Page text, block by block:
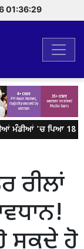
01:36:29
ਮੰਡੀਆਂ 'ਚ ਪਿਆ 18
ਰੀਲਾਂ
ਸਕਦੇ ਹੋ